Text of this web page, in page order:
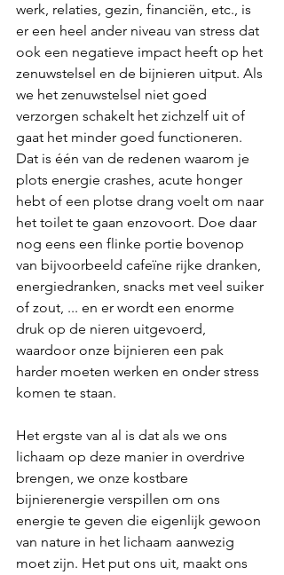
werk, relaties, gezin, financiën, etc., is
er een heel ander niveau van stress dat
ook een negatieve impact heeft op het
zenuwstelsel en de bijnieren uitput. Als
we het zenuwstelsel niet goed
verzorgen schakelt het zichzelf uit of
gaat het minder goed functioneren.
Dat is één van de redenen waarom je
plots energie crashes, acute honger
hebt of een plotse drang voelt om naar
het toilet te gaan enzovoort. Doe daar
nog eens een flinke portie bovenop
van bijvoorbeeld cafeïne rijke dranken,
energiedranken, snacks met veel suiker
of zout, ... en er wordt een enorme
druk op de nieren uitgevoerd,
waardoor onze bijnieren een pak
harder moeten werken en onder stress
komen te staan.
Het ergste van al is dat als we ons
lichaam op deze manier in overdrive
brengen, we onze kostbare
bijnierenergie verspillen om ons
energie te geven die eigenlijk gewoon
van nature in het lichaam aanwezig
moet zijn. Het put ons uit, maakt ons